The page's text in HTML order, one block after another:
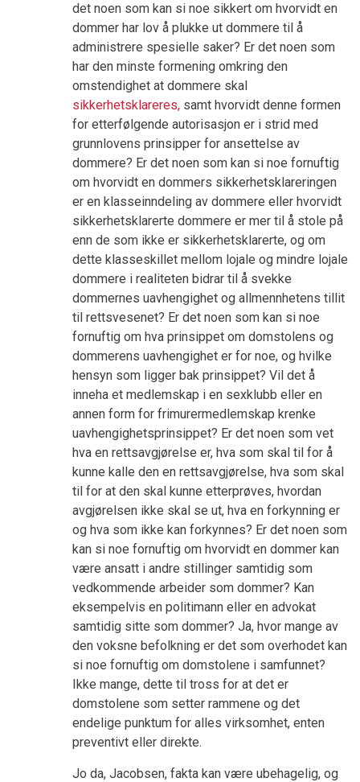
det noen som kan si noe sikkert om hvorvidt en
dommer har lov å plukke ut dommere til å
administrere spesielle saker? Er det noen som
har den minste formening omkring den
omstendighet at dommere skal
sikkerhetsklareres, samt hvorvidt denne formen
for etterfølgende autorisasjon er i strid med
grunnlovens prinsipper for ansettelse av
dommere? Er det noen som kan si noe fornuftig
om hvorvidt en dommers sikkerhetsklareringen
er en klasseinndeling av dommere eller hvorvidt
sikkerhetsklarerte dommere er mer til å stole på
enn de som ikke er sikkerhetsklarerte, og om
dette klasseskillet mellom lojale og mindre lojale
dommere i realiteten bidrar til å svekke
dommernes uavhengighet og allmennhetens tillit
til rettsvesenet? Er det noen som kan si noe
fornuftig om hva prinsippet om domstolens og
dommerens uavhengighet er for noe, og hvilke
hensyn som ligger bak prinsippet? Vil det å
inneha et medlemskap i en sexklubb eller en
annen form for frimurermedlemskap krenke
uavhengighetsprinsippet? Er det noen som vet
hva en rettsavgjørelse er, hva som skal til for å
kunne kalle den en rettsavgjørelse, hva som skal
til for at den skal kunne etterprøves, hvordan
avgjørelsen ikke skal se ut, hva en forkynning er
og hva som ikke kan forkynnes? Er det noen som
kan si noe fornuftig om hvorvidt en dommer kan
være ansatt i andre stillinger samtidig som
vedkommende arbeider som dommer? Kan
eksempelvis en politimann eller en advokat
samtidig sitte som dommer? Ja, hvor mange av
den voksne befolkning er det som overhodet kan
si noe fornuftig om domstolene i samfunnet?
Ikke mange, dette til tross for at det er
domstolene som setter rammene og det
endelige punktum for alles virksomhet, enten
preventivt eller direkte.
Jo da, Jacobsen, fakta kan være ubehagelig, og